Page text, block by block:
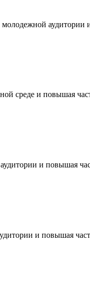
молодежной
среде и повышая
и повышая
и повышая